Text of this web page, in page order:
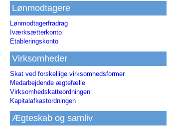
Lønmodtagere
Lønmodtagerfradrag
Iværksætterkonto
Etableringskonto
Virksomheder
Skat ved forskellige virksomhedsformer
Medarbejdende ægtefælle
Virksomhedskatteordningen
Kapitalafkastordningen
Ægteskab og samliv